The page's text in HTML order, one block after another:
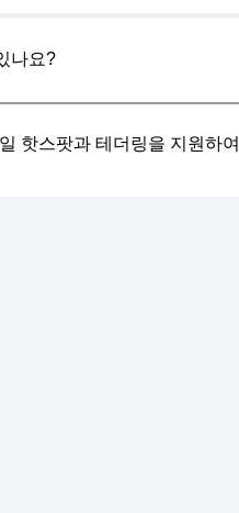
나요?
핫스팟과 테더링을 지원